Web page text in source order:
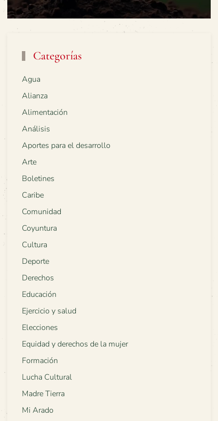
Categorías
Agua
Alianza
Alimentación
Análisis
Aportes para el desarrollo
Arte
Boletines
Caribe
Comunidad
Coyuntura
Cultura
Deporte
Derechos
Educación
Ejercicio y salud
Elecciones
Equidad y derechos de la mujer
Formación
Lucha Cultural
Madre Tierra
Mi Arado